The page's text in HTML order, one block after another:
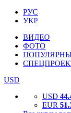
РУС
УКР
ВИДЕО
ФОТО
USD
USD
EUR